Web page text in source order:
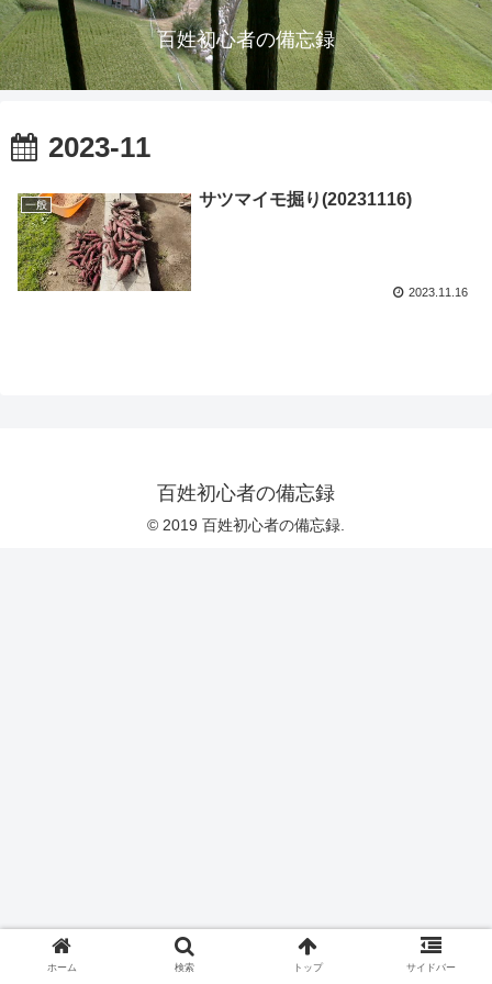
百姓初心者の備忘録
2023-11
一般 サツマイモ掘り(20231116)
2023.11.16
百姓初心者の備忘録
© 2019 百姓初心者の備忘録.
ホーム 検索 トップ サイドバー